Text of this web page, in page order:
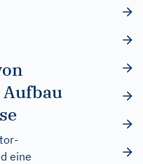
Aufbau
eine